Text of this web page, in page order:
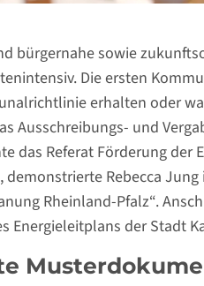
bürgernahe sowie
Die ersten
erhalten oder
Ausschreibungs- und
das Referat Förderung der
Rebecca Jung
Rheinland-Pfalz“.
Energieleitplans der Stadt